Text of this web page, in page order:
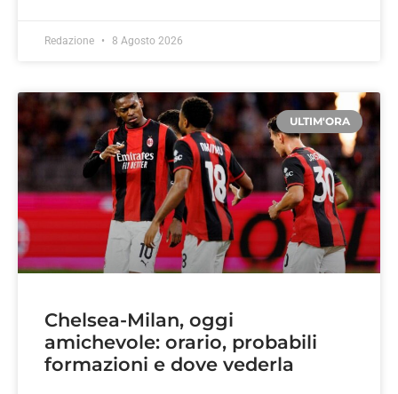
Redazione 8 Agosto 2026
ULTIM'ORA
Chelsea-Milan, oggi
amichevole: orario, probabili
formazioni e dove vederla